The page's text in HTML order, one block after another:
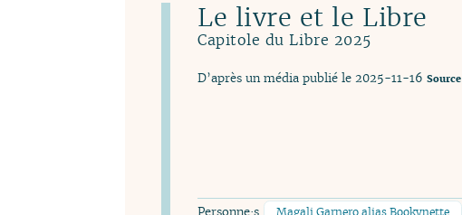
Le livre et le Libre
Capitole du Libre 2025
D’après un média publié le 2025-11-16 Source
Magali Garnero alias Bookynette